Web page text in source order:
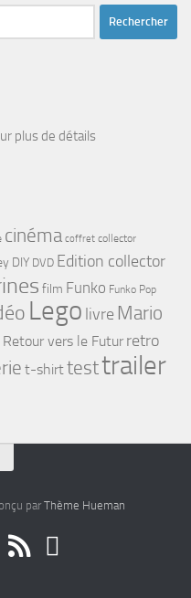
plus de détails
cinéma coffret collector
DIY DVD Edition collector
film Funko Funko Pop
Lego livre Mario
Retour vers le Futur retro
t-shirttesttrailer
par Thème Hueman